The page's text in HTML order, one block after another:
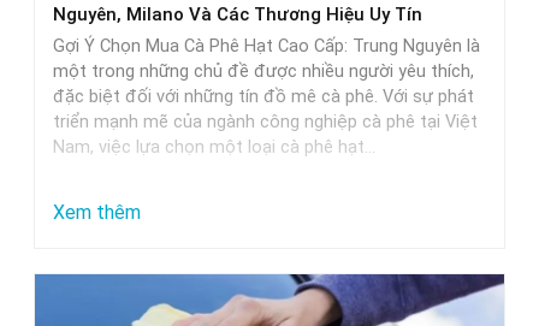
lựa
chọn
Nguyên, Milano Và Các Thương Hiệu Uy Tín
Gợi Ý Chọn Mua Cà Phê Hạt Cao Cấp: Trung Nguyên là
một trong những chủ đề được nhiều người yêu thích,
đặc biệt đối với những tín đồ mê cà phê. Với sự phát
triển mạnh mẽ của ngành công nghiệp cà phê tại Việt
Nam, việc lựa chọn một loại cà phê hạt…
Xem thêm:
Ý
Chọn